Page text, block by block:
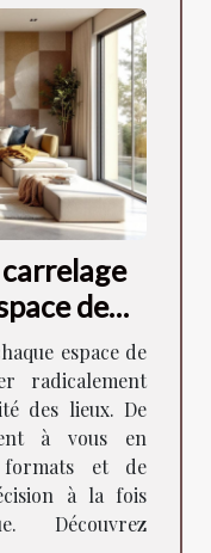
de
espace de
radicalement
des lieux. De
à vous en
et de
à la fois
Découvrez